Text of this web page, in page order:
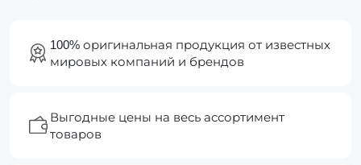
100% оригинальная продукция от известных
мировых компаний и брендов
Выгодные цены на весь ассортимент
товаров